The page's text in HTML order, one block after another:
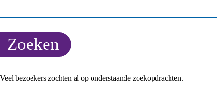
Zoeken
Veel bezoekers zochten al op onderstaande zoekopdrachten.